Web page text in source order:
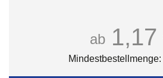
ab 1,17
Mindestbestellmenge: